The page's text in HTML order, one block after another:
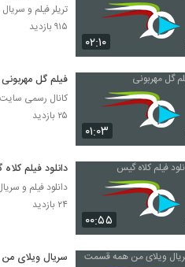
۰۲:۱۰
تریلر فیلم و سریال
۹۱۵ بازدید
۰۱:۰۳
فیلم گل مهربونی
کانال رسمی
۲۵ بازدید
۰۰:۵۵
دانلود فیلم
۲۴ بازدید
سریال ویلای